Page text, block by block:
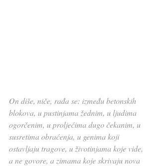
On diše, niče, rađa se: između betonskih
blokova, u pustinjama žednim, u ljudima
ogorčenim, u proljećima dugo čekanim, u
susretima obraćenja, u genima koji
ostavljaju tragove, u životinjama koje vide,
a ne govore, a zimama koje skrivaju nova